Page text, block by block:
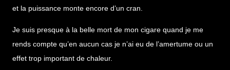
et la puissance monte encore d’un cran.
Je suis presque à la belle mort de mon cigare quand je me
rends compte qu’en aucun cas je n’ai eu de l’amertume ou un
effet trop important de chaleur.